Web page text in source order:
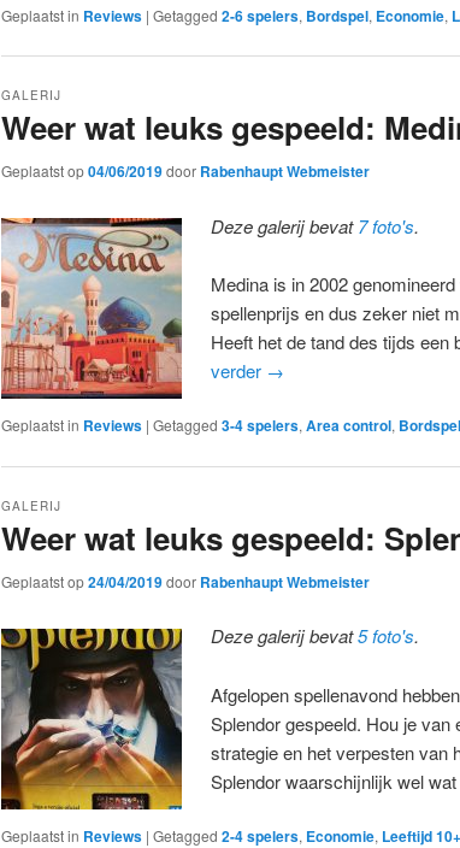
Geplaatst in Reviews | Getagged 2-6 spelers, Bordspel, Economie,
Weer wat leuks gespeeld:
GALERIJ
Geplaatst op04/06/2019door Rabenhaupt Webmeister
Deze galerij bevat 7 foto's.
Medina is in 2002
spellenprijs en dus zeker niet
Heeft het de tand des tijds een
verder →
Geplaatst in Reviews | Getagged 3-4 spelers, Area control, Bordspel
Weer wat leuks gespeeld:
GALERIJ
Geplaatst op24/04/2019door Rabenhaupt Webmeister
Deze galerij bevat5 foto's.
Afgelopen spellenavond
Splendor gespeeld. Hou je van
strategie en het verpesten van
Splendor waarschijnlijk wel
Geplaatst in Reviews | Getagged 2-4 spelers, Economie, Leeftijd 10+